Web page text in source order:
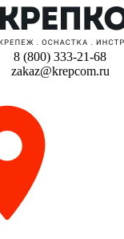
8 (800) 333-21-68
zakaz@krepcom.ru